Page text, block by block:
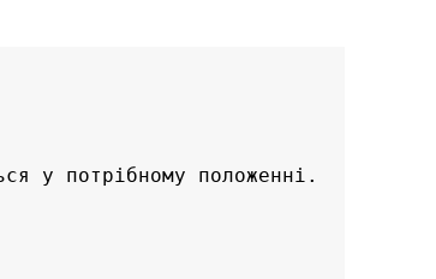
у потрібному положенні.